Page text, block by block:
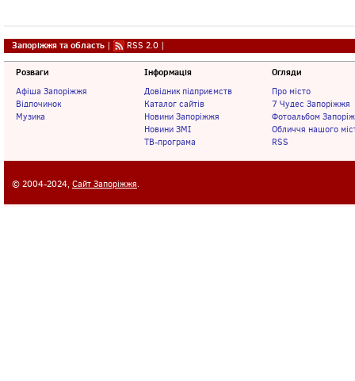
Запоріжжя та область | RSS 2.0 |
Розваги
Афіша Запоріжжя
Відпочинок
Музика
Інформація
Довідник підприємств
Каталог сайтів
Новини Запоріжжя
Новини ЗМІ
ТВ-програма
Огляди
Про місто
7 Чудес Запоріжжя
Фотоальбом
Обличчя нашого
RSS
© 2004-2024, Сайт Запоріжжя.